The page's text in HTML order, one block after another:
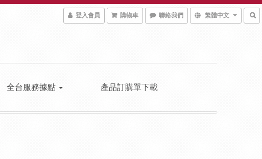
登入會員 購物車 聯絡我們 繁體中文
全台服務據點 產品訂購單下載